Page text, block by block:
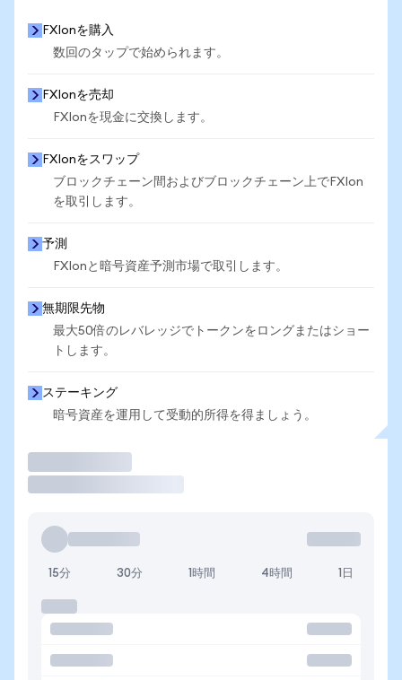
FXIonを購入
数回のタップで始められます。
FXIonを売却
FXIonを現金に交換します。
FXIonをスワップ
ブロックチェーン間およびブロックチェーン上でFXIon
を取引します。
予測
FXIonと暗号資産予測市場で取引します。
無期限先物
最大50倍のレバレッジでトークンをロングまたはショー
トします。
ステーキング
暗号資産を運用して受動的所得を得ましょう。
15分 30分 1時間 4時間 1日